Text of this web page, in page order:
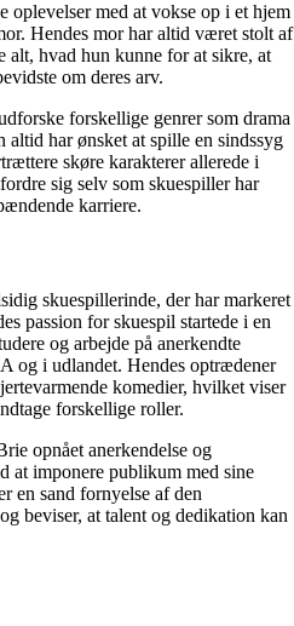
oplevelser med at vokse op i et hjem
Hendes mor har altid været stolt af
alt, hvad hun kunne for at sikre, at
om deres arv.
forskellige genrer som drama
altid har ønsket at spille en sindssyg
skøre karakterer allerede i
sig selv som skuespiller har
karriere.
skuespillerinde, der har markeret
passion for skuespil startede i en
og arbejde på anerkendte
og i udlandet. Hendes optrædener
komedier, hvilket viser
forskellige roller.
opnået anerkendelse og
at imponere publikum med sine
en sand fornyelse af den
beviser, at talent og dedikation kan